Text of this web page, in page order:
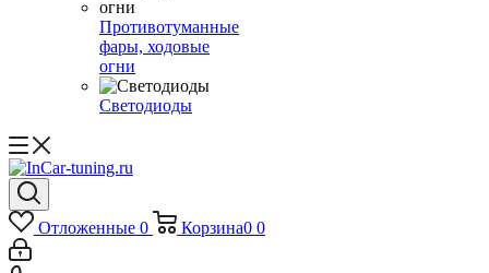
Противотуманные
фары, ходовые
огни
Светодиоды
Отложенные 0 Корзина0 0